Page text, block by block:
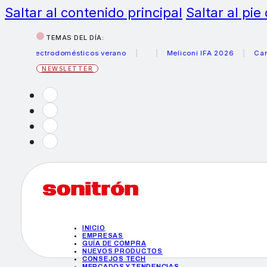
Saltar al contenido principal Saltar al pie
TEMAS DEL DÍA:
electrodomésticos verano
Meliconi IFA 2026 Canon
NEWSLETTER
INICIO
EMPRESAS
GUÍA DE COMPRA
NUEVOS PRODUCTOS
CONSEJOS TECH